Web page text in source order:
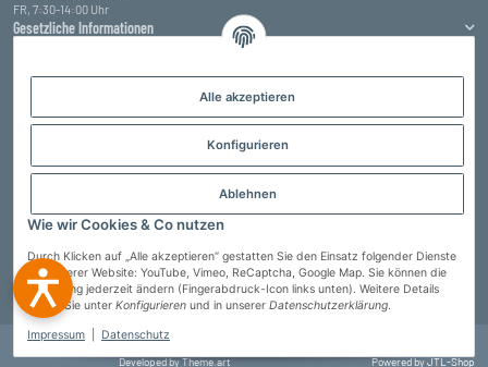
Alle akzeptieren
Konfigurieren
Ablehnen
Wie wir Cookies & Co nutzen
Durch Klicken auf „Alle akzeptieren“ gestatten Sie den Einsatz folgender Dienste
auf unserer Website: YouTube, Vimeo, ReCaptcha, Google Map. Sie können die
Einstellung jederzeit ändern (Fingerabdruck-Icon links unten). Weitere Details
finden Sie unter Konfigurieren und in unserer Datenschutzerklärung.
Impressum Datenschutz
FR, 7:30-14:00 Uhr
Gesetzliche Informationen
Informationen
Zahlungsarten
Vertrag widerrufen
© Heizprofi Wallner GmbH
Developed byTheme.art Powered byJTL-Shop